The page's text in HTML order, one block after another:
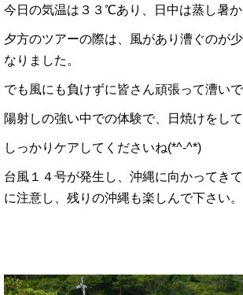
今日の気温は３３℃あり、日中は蒸し暑か
夕方のツアーの際は、風があり漕ぐのが
なりました。
でも風にも負けずに皆さん頑張って漕いで
陽射しの強い中での体験で、日焼けをし
しっかりケアしてくださいね(*^-^*)
台風１４号が発生し、沖縄に向かってき
に注意し、残りの沖縄も楽しんで下さい。